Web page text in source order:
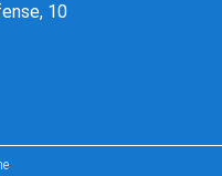
10